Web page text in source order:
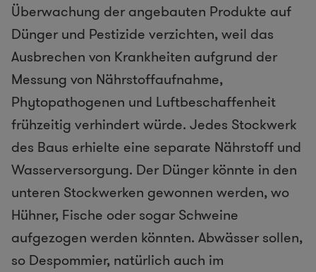
Überwachung der angebauten Produkte auf
Dünger und Pestizide verzichten, weil das
Ausbrechen von Krankheiten aufgrund der
Messung von Nährstoffaufnahme,
Phytopathogenen und Luftbeschaffenheit
frühzeitig verhindert würde. Jedes Stockwerk
des Baus erhielte eine separate Nährstoff und
Wasserversorgung. Der Dünger könnte in den
unteren Stockwerken gewonnen werden, wo
Hühner, Fische oder sogar Schweine
aufgezogen werden könnten. Abwässer sollen,
so Despommier, natürlich auch im